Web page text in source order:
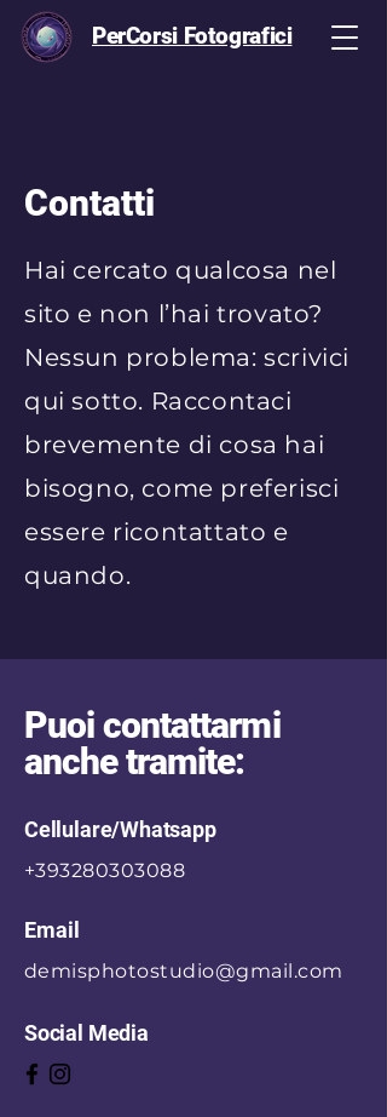
PerCorsi Fotografici
Contatti
Hai cercato qualcosa nel
sito e non l’hai trovato?
Nessun problema: scrivici
qui sotto. Raccontaci
brevemente di cosa hai
bisogno, come preferisci
essere ricontattato e
quando.
Puoi contattarmi
anche tramite:
Cellulare/Whatsapp
+393280303088
Email
demisphotostudio@gmail.com
Social Media